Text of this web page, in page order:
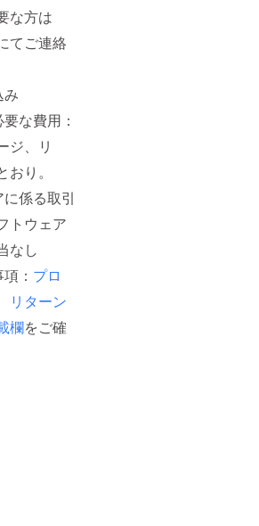
な方は
てご連絡
な費用：
ジ、リ
り。
係る取引
トウェア
なし
： プロ
リターン
欄をご確